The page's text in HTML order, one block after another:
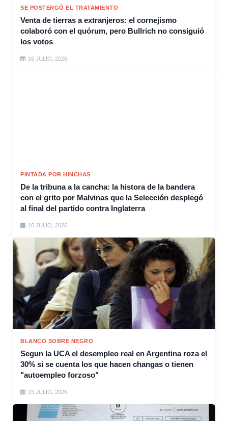
SE POSTERGÓ EL TRATAMIENTO
Venta de tierras a extranjeros: el cornejismo
colaboró con el quórum, pero Bullrich no consiguió
los votos
16 JULIO, 2026
PINTADA POR HINCHAS
De la tribuna a la cancha: la histora de la bandera
con el grito por Malvinas que la Selección desplegó
al final del partido contra Inglaterra
16 JULIO, 2026
BLANCO SOBRE NEGRO
Segun la UCA el desempleo real en Argentina roza el
30% si se cuenta los que hacen changas o tienen
"autoempleo forzoso"
15 JULIO, 2026